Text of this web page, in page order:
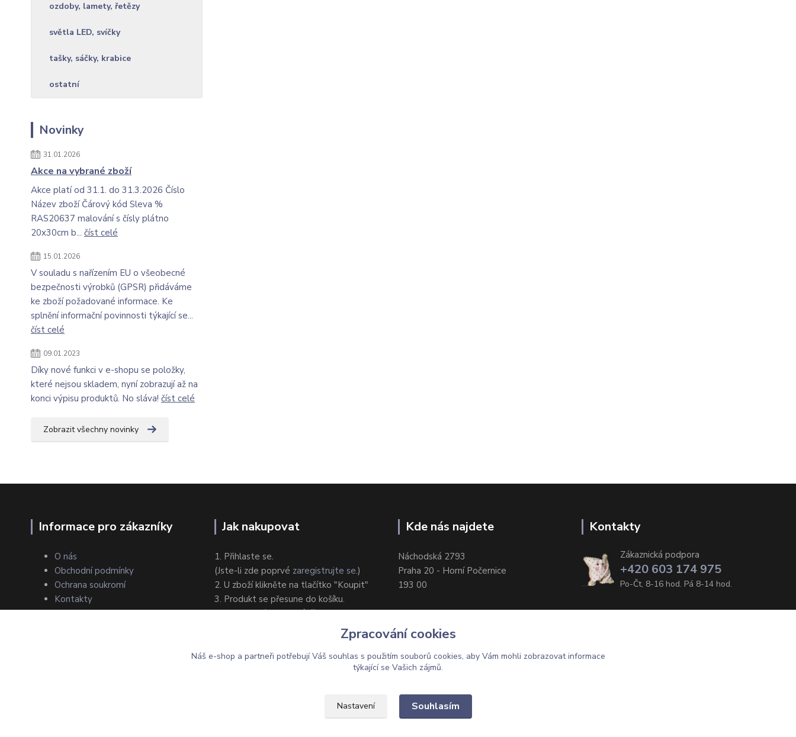
ozdoby, lamety, řetězy
světla LED, svíčky
tašky, sáčky, krabice
ostatní
Novinky
31.01.2026
Akce na vybrané zboží
Akce platí od 31.1. do 31.3.2026 Číslo
Název zboží Čárový kód Sleva %
RAS20637 malování s čísly plátno
20x30cm b... číst celé
15.01.2026
V souladu s nařízením EU o všeobecné
bezpečnosti výrobků (GPSR) přidáváme
ke zboží požadované informace. Ke
splnění informační povinnosti týkající se...
číst celé
09.01.2023
Díky nové funkci v e-shopu se položky,
které nejsou skladem, nyní zobrazují až na
konci výpisu produktů. No sláva! číst celé
Zobrazit všechny novinky
Informace pro zákazníky
O nás
Obchodní podmínky
Ochrana soukromí
Kontakty
Jak nakupovat
1. Přihlaste se.
(Jste-li zde poprvé zaregistrujte se.)
2. U zboží klikněte na tlačítko "Koupit"
3. Produkt se přesune do košíku.
4. Zvolte způsob dodání/platby.
Kde nás najdete
Náchodská 2793
Praha 20 - Horní Počernice
193 00
Kontakty
Zákaznická podpora
+420 603 174 975
Po-Čt, 8-16 hod. Pá 8-14 hod.
Upravit sběr cookies.
Zpracování cookies
Náš e-shop a partneři potřebují Váš souhlas s použitím souborů cookies, aby Vám mohli zobrazovat informace
týkající se Vašich zájmů.
Nastavení Souhlasím